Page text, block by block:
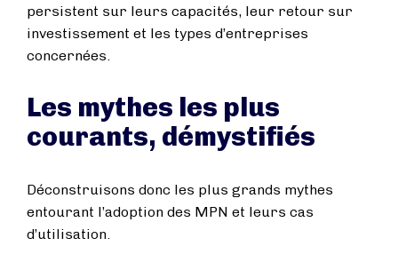
persistent sur leurs capacités, leur retour sur
investissement et les types d’entreprises
concernées.
Les mythes les plus
courants, démystifiés
Déconstruisons donc les plus grands mythes
entourant l’adoption des MPN et leurs cas
d’utilisation.